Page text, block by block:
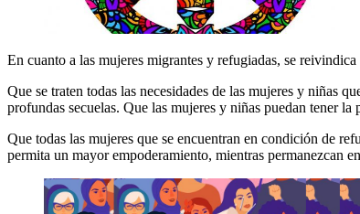
En cuanto a las mujeres migrantes y refugiadas, se
Que se traten todas las necesidades de las mujeres y niñas
profundas secuelas. Que las mujeres y niñas puedan tener
Que todas las mujeres que se encuentran en condición de
permita un mayor empoderamiento, mientras permanezcan